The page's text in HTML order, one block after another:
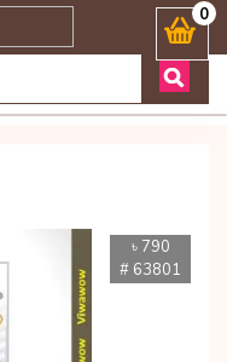
) 8801972277444 0
৳ 790
# 63801